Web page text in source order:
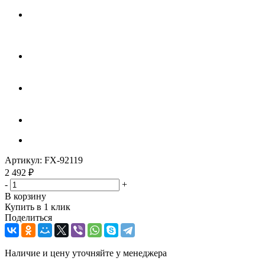
Артикул: FX-92119
2 492 ₽
-
+
В корзину
Купить в 1 клик
Поделиться
Наличие и цену уточняйте у менеджера